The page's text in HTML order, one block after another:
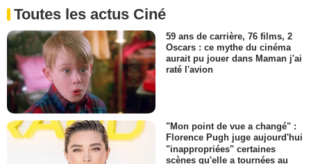
Toutes les actus Ciné
59 ans de carrière, 76 films, 2
Oscars : ce mythe du cinéma
aurait pu jouer dans Maman j'ai
raté l'avion
"Mon point de vue a changé" :
Florence Pugh juge aujourd'hui
"inappropriées" certaines
scènes qu'elle a tournées au